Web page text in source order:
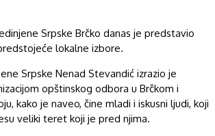
Srpske Brčko danas je predstavio
lokalne izbore.
Srpske Nenad Stevandić izrazio je
opštinskog odbora u Brčkom i
kako je naveo, čine mladi i iskusni ljudi, koji
veliki teret koji je pred njima.